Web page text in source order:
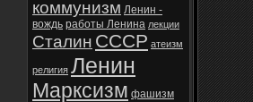
коммунизм Ленин -
вождь работы Ленина лекции
Сталин СССР атеизм
религия Ленин
Марксизм фашизм